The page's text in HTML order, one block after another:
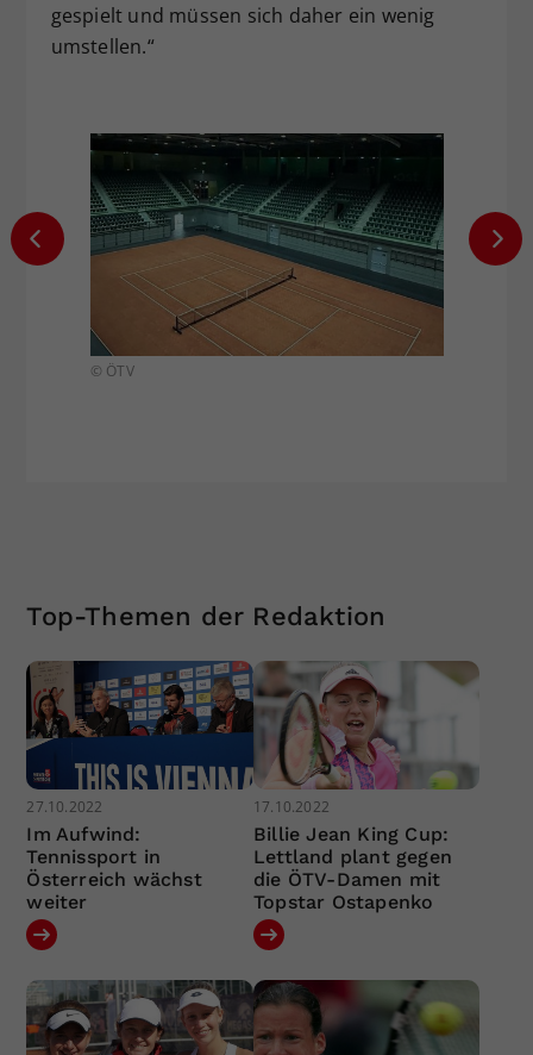
gespielt und müssen sich daher ein wenig
umstellen.“
© ÖTV
Top-Themen der Redaktion
27.10.2022
Im Aufwind:
Tennissport in
Österreich wächst
weiter
17.10.2022
Billie Jean King Cup:
Lettland plant gegen
die ÖTV-Damen mit
Topstar Ostapenko